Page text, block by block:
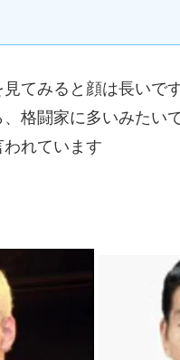
てみると顔は長いで
、格闘家に多いみた
れています